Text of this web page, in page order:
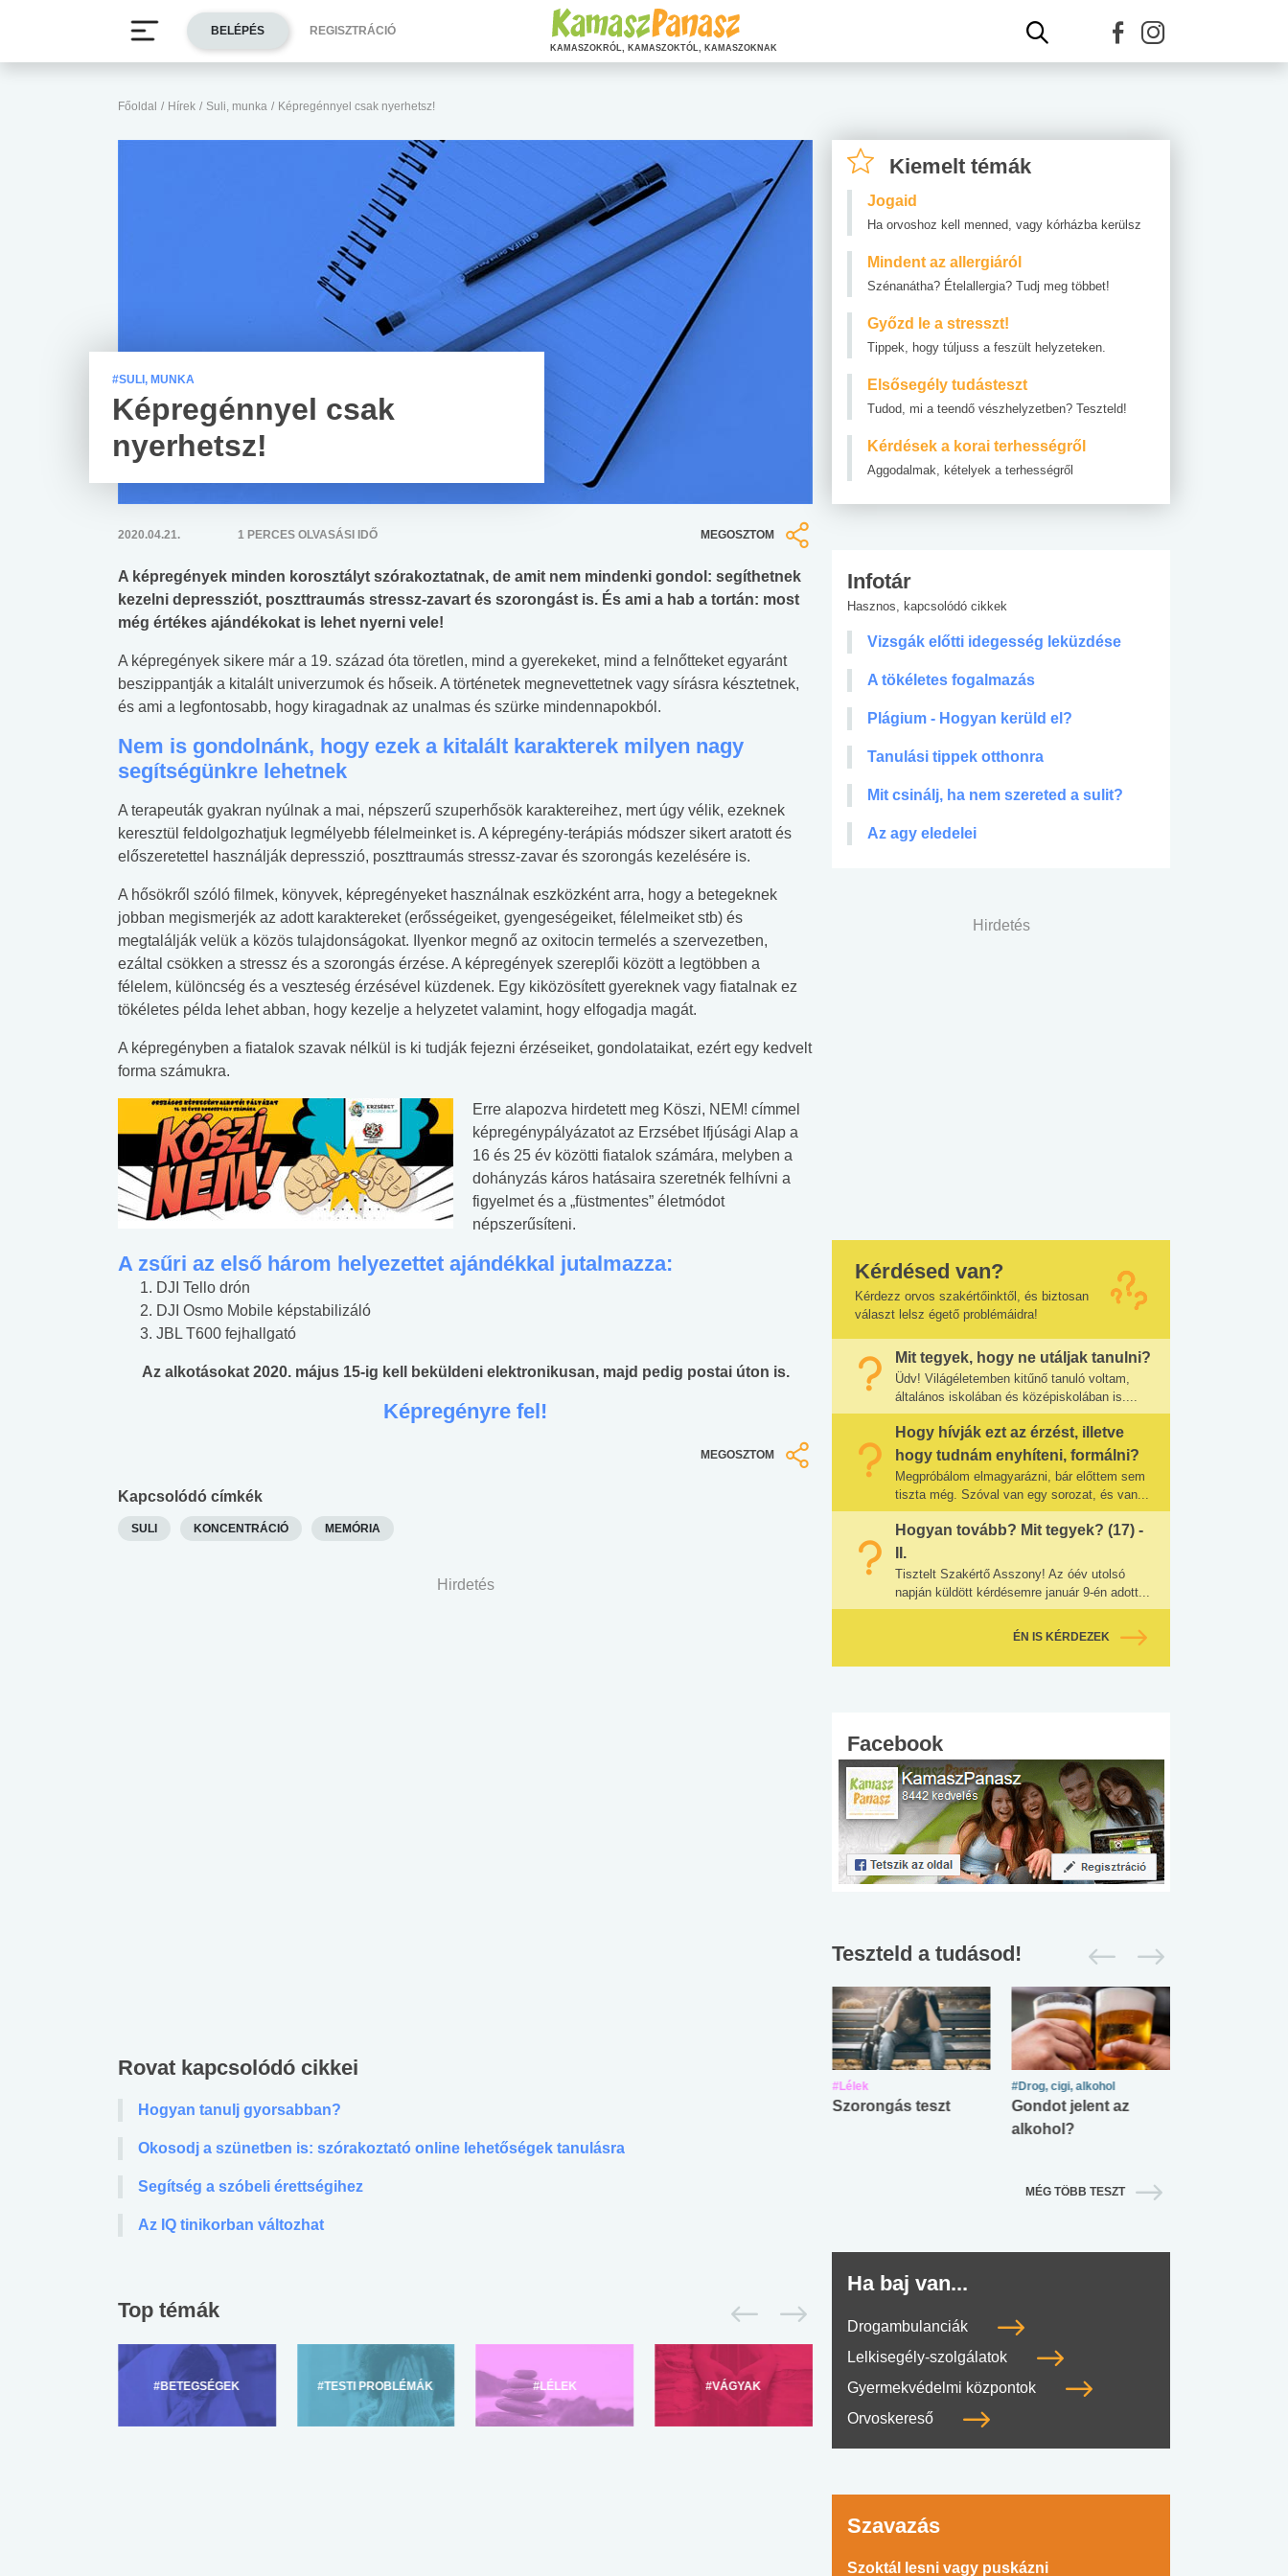
Főoldal / Hírek / Suli, munka / Képregénnyel csak nyerhetsz!
#SULI, MUNKA
Képregénnyel csak
nyerhetsz!
2020.04.21. 1 PERCES OLVASÁSI IDŐ MEGOSZTOM
A képregények minden korosztályt szórakoztatnak, de amit nem mindenki gondol: segíthetnek
kezelni depressziót, poszttraumás stressz-zavart és szorongást is. És ami a hab a tortán: most
még értékes ajándékokat is lehet nyerni vele!
A képregények sikere már a 19. század óta töretlen, mind a gyerekeket, mind a felnőtteket egyaránt
beszippantják a kitalált univerzumok és hőseik. A történetek megnevettetnek vagy sírásra késztetnek,
és ami a legfontosabb, hogy kiragadnak az unalmas és szürke mindennapokból.
Nem is gondolnánk, hogy ezek a kitalált karakterek milyen nagy
segítségünkre lehetnek
A terapeuták gyakran nyúlnak a mai, népszerű szuperhősök karaktereihez, mert úgy vélik, ezeknek
keresztül feldolgozhatjuk legmélyebb félelmeinket is. A képregény-terápiás módszer sikert aratott és
előszeretettel használják depresszió, poszttraumás stressz-zavar és szorongás kezelésére is.
A hősökről szóló filmek, könyvek, képregényeket használnak eszközként arra, hogy a betegeknek
jobban megismerjék az adott karaktereket (erősségeiket, gyengeségeiket, félelmeiket stb) és
megtalálják velük a közös tulajdonságokat. Ilyenkor megnő az oxitocin termelés a szervezetben,
ezáltal csökken a stressz és a szorongás érzése. A képregények szereplői között a legtöbben a
félelem, különcség és a veszteség érzésével küzdenek. Egy kiközösített gyereknek vagy fiatalnak ez
tökéletes példa lehet abban, hogy kezelje a helyzetet valamint, hogy elfogadja magát.
A képregényben a fiatalok szavak nélkül is ki tudják fejezni érzéseiket, gondolataikat, ezért egy kedvelt
forma számukra.
Erre alapozva hirdetett meg Köszi, NEM! címmel
képregénypályázatot az Erzsébet Ifjúsági Alap a
16 és 25 év közötti fiatalok számára, melyben a
dohányzás káros hatásaira szeretnék felhívni a
figyelmet és a „füstmentes” életmódot
népszerűsíteni.
A zsűri az első három helyezettet ajándékkal jutalmazza:
DJI Tello drón
DJI Osmo Mobile képstabilizáló
JBL T600 fejhallgató
Az alkotásokat 2020. május 15-ig kell beküldeni elektronikusan, majd pedig postai úton is.
Képregényre fel!
MEGOSZTOM
Kapcsolódó címkék
SULI KONCENTRÁCIÓ MEMÓRIA
Hirdetés
Rovat kapcsolódó cikkei
Hogyan tanulj gyorsabban?
Okosodj a szünetben is: szórakoztató online lehetőségek tanulásra
Segítség a szóbeli érettségihez
Az IQ tinikorban változhat
Top témák
#BETEGSÉGEK #TESTI PROBLÉMÁK #LÉLEK #VÁGYAK #SULI, MUNKA #DROG, CIGI, ALKOHOL
Kiemelt témák
Jogaid
Ha orvoshoz kell menned, vagy kórházba kerülsz
Mindent az allergiáról
Szénanátha? Ételallergia? Tudj meg többet!
Győzd le a stresszt!
Tippek, hogy túljuss a feszült helyzeteken.
Elsősegély tudásteszt
Tudod, mi a teendő vészhelyzetben? Teszteld!
Kérdések a korai terhességről
Aggodalmak, kételyek a terhességről
Infotár
Hasznos, kapcsolódó cikkek
Vizsgák előtti idegesség leküzdése
A tökéletes fogalmazás
Plágium - Hogyan kerüld el?
Tanulási tippek otthonra
Mit csinálj, ha nem szereted a sulit?
Az agy eledelei
Hirdetés
Kérdésed van?
Kérdezz orvos szakértőinktől, és biztosan
választ lelsz égető problémáidra!
Mit tegyek, hogy ne utáljak tanulni?
Üdv! Világéletemben kitűnő tanuló voltam,
általános iskolában és középiskolában is....
Hogy hívják ezt az érzést, illetve
hogy tudnám enyhíteni, formálni?
Megpróbálom elmagyarázni, bár előttem sem
tiszta még. Szóval van egy sorozat, és van...
Hogyan tovább? Mit tegyek? (17) -
II.
Tisztelt Szakértő Asszony! Az óév utolsó
napján küldött kérdésemre január 9-én adott...
ÉN IS KÉRDEZEK
Facebook
Teszteld a tudásod!
Mekkora az ökológiai
Elsősegély
No.42
#Lélek
Szorongás teszt
#Drog, cigi, alkohol
Gondot jelent az
alkohol?
MÉG TÖBB TESZT
Ha baj van...
Drogambulanciák
Lelkisegély-szolgálatok
Gyermekvédelmi központok
Orvoskereső
Szavazás
Szoktál lesni vagy puskázni
BELÉPÉS REGISZTRÁCIÓ
KAMASZOKRÓL, KAMASZOKTÓL, KAMASZOKNAK